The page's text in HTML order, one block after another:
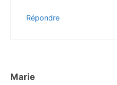
Répondre
Marie